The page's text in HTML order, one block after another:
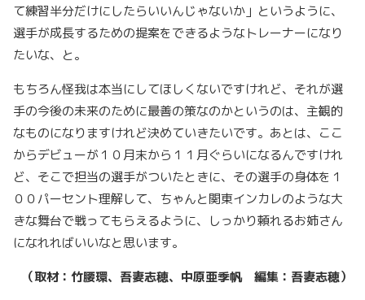
て練習半分だけにしたらいいんじゃないか」というように、
選手が成長するための提案をできるようなトレーナーになり
たいな、と。
もちろん怪我は本当にしてほしくないですけれど、それが選
手の今後の未来のために最善の策なのかというのは、主観的
なものになりますけれど決めていきたいです。あとは、ここ
からデビューが１０月末から１１月ぐらいになるんですけれ
ど、そこで担当の選手がついたときに、その選手の身体を１
００パーセント理解して、ちゃんと関東インカレのような大
きな舞台で戦ってもらえるように、しっかり頼れるお姉さん
になれればいいなと思います。
（取材：竹腰環、吾妻志穂、中原亜季帆 編集：吾妻志穂）